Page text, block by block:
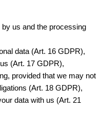
us and the processing
data (Art. 16 GDPR),
(Art. 17 GDPR),
provided that we may not
(Art. 18 GDPR),
data with us (Art. 21